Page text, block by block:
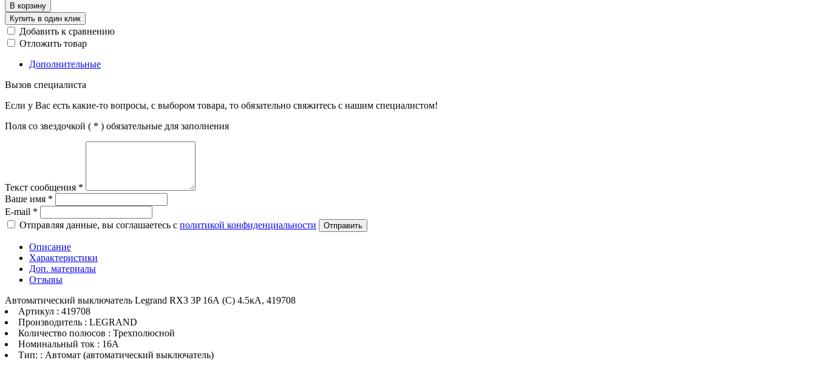
В корзину
Купить в один клик
Добавить к сравнению
Отложить товар
Дополнительные
Вызов специалиста
Если у Вас есть какие-то вопросы, с выбором товара, то обязательно свяжитесь с нашим специалистом!
Поля со звездочкой ( * ) обязательные для заполнения
Текст сообщения *
Ваше имя *
E-mail *
Отправляя данные, вы соглашаетесь с политикой конфиденциальности Отправить
Описание
Характеристики
Доп. материалы
Отзывы
Автоматический выключатель Legrand RX3 3P 16А (C) 4.5кА, 419708
Артикул : 419708
Производитель : LEGRAND
Количество полюсов : Трехполюсной
Номинальный ток : 16A
Тип: : Автомат (автоматический выключатель)